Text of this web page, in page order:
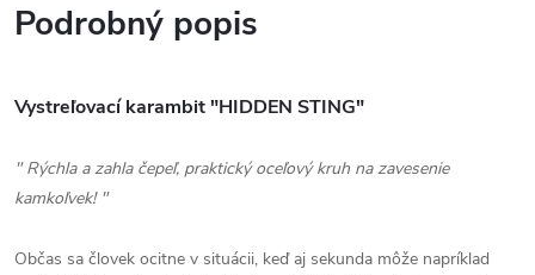
Podrobný popis
Vystreľovací karambit "HIDDEN STING"
" Rýchla a zahla čepeľ, praktický oceľový kruh na zavesenie
kamkoľvek! "
Občas sa človek ocitne v situácii, keď aj sekunda môže napríklad